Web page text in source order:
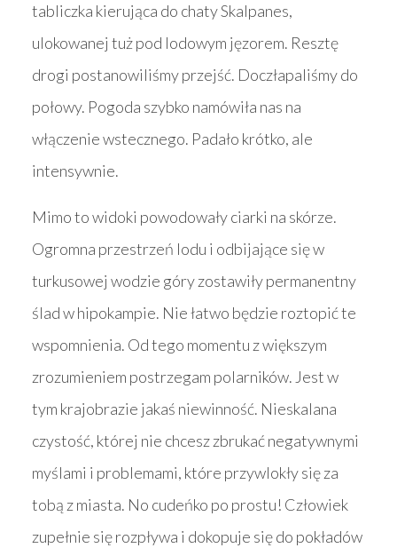
tabliczka kierująca do chaty Skalpanes,
ulokowanej tuż pod lodowym jęzorem. Resztę
drogi postanowiliśmy przejść. Doczłapaliśmy do
połowy. Pogoda szybko namówiła nas na
włączenie wstecznego. Padało krótko, ale
intensywnie.
Mimo to widoki powodowały ciarki na skórze.
Ogromna przestrzeń lodu i odbijające się w
turkusowej wodzie góry zostawiły permanentny
ślad w hipokampie. Nie łatwo będzie roztopić te
wspomnienia. Od tego momentu z większym
zrozumieniem postrzegam polarników. Jest w
tym krajobrazie jakaś niewinność. Nieskalana
czystość, której nie chcesz zbrukać negatywnymi
myślami i problemami, które przywlokły się za
tobą z miasta. No cudeńko po prostu! Człowiek
zupełnie się rozpływa i dokopuje się do pokładów